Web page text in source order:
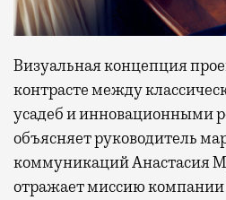
Визуальная концепция
контрасте между
усадеб и инновационными
объясняет руководитель
коммуникаций Анастасия
отражает миссию